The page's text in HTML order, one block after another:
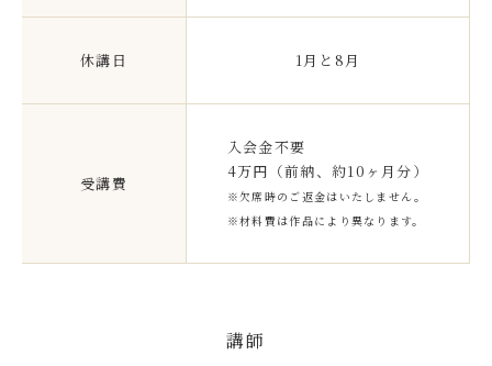
休講日 1月と8月
受講費
入会金不要
※欠席時のご返金はいたしません。
※材料費は作品により異なります。
講師